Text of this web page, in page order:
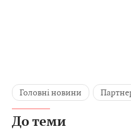
Головні новини
До теми